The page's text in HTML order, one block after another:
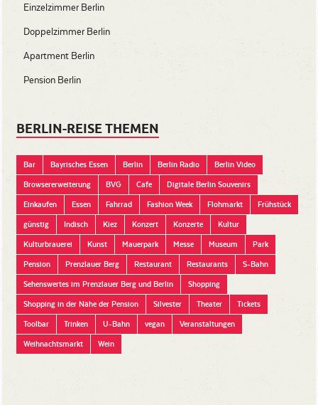
Einzelzimmer Berlin
Doppelzimmer Berlin
Apartment Berlin
Pension Berlin
BERLIN-REISE THEMEN
Bar Bayrisches Essen Berlin Berlin Radio
Berlin Video
Browsererweiterung
BVG Cafe
Digitale Berlin Souvenirs
Einkaufen
Essen Fahrrad Fashion Week Flohmarkt
Frühstück
günstig
Indisch Kiez Konzert Konzerte
Kultur
Kulturbrauerei
Kunst Mauerpark Messe Museum
Park
Pension
Prenzlauer Berg Restaurant Restaurants
S-Bahn
Sehenswertes im Prenzlauer Berg und Berlin
Shopping
Shopping in der Nähe der Pension
Silvester Theater
Tickets
Toolbar
Trinken U-Bahn vegan
Veranstaltungen
Weihnachtsmarkt
Wein